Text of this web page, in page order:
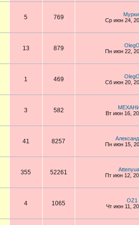
5 769
Ср июн 24,
13 879
OlegO
Пн июн 22,
1 469
OlegO
Сб июн 20,
3 582
Вт июн 16,
41 8257
Пн июн 15,
355 52261
Пт июн 12,
4 1065
OZ1
Чт июн 11,